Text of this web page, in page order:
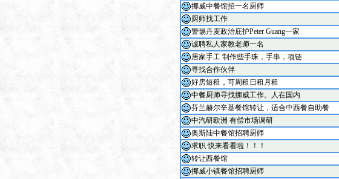
挪威中餐馆招一名厨师
厨师找工作
警惕丹麦政治庇护Peter Guang一家
诚聘私人家教老师一名
居家手工 制作些手珠，手串，项链
寻找合作伙伴
好房短租，可周租日租月租
中餐厨师寻找挪威工作。人在国内
芬兰赫尔辛基餐馆转让，适合中西餐自助餐
中汽研欧洲 有偿市场调研
奥斯陆中餐馆招聘厨师
求职 快来看看啦！！！
转让西餐馆
挪威小镇餐馆招聘厨师